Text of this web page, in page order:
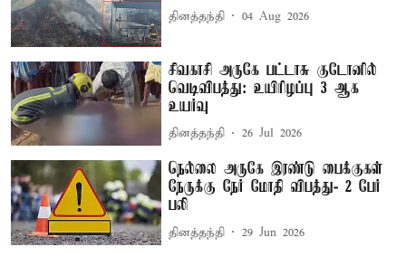
தினத்தந்தி 04 Aug 2026
சிவகாசி அருகே பட்டாசு குடோனில்
வெடிவிபத்து: உயிரிழப்பு 3 ஆக
உயர்வு
தினத்தந்தி 26 Jul 2026
நெல்லை அருகே இரண்டு பைக்குகள்
நேருக்கு நேர் மோதி விபத்து- 2 பேர்
பலி
தினத்தந்தி 29 Jun 2026